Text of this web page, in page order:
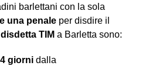
barlettani con la sola
una penale per disdire il
TIM a Barletta sono:
giorni dalla